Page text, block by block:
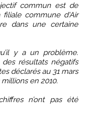
commun est de
filiale commune d'Air
dans une certaine
y a un problème.
résultats négatifs
déclarés au 31 mars
en 2010.
n’ont pas été